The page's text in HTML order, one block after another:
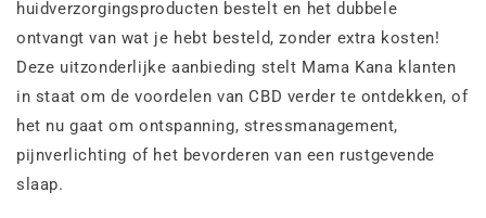
huidverzorgingsproducten bestelt en het dubbele
ontvangt van wat je hebt besteld, zonder extra kosten!
Deze uitzonderlijke aanbieding stelt Mama Kana klanten
in staat om de voordelen van CBD verder te ontdekken, of
het nu gaat om ontspanning, stressmanagement,
pijnverlichting of het bevorderen van een rustgevende
slaap.